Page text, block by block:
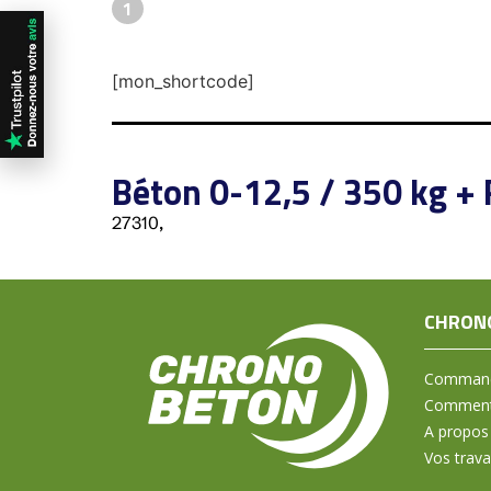
1
[mon_shortcode]
Béton 0-12,5 / 350 kg +
27310,
A propos
Vos